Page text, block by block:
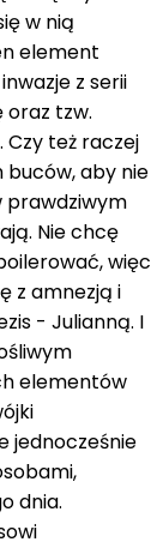
w nią
element
z serii
oraz tzw.
też raczej
aby nie
prawdziwym
Nie chcę
więc
z amnezją i
- Julianną. I
elementów
jednocześnie
dnia.